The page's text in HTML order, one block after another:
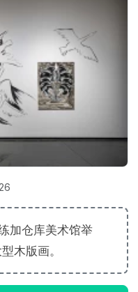
加仓库美术馆举
木版画。